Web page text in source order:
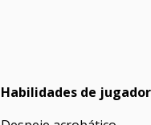
Habilidades de jugador